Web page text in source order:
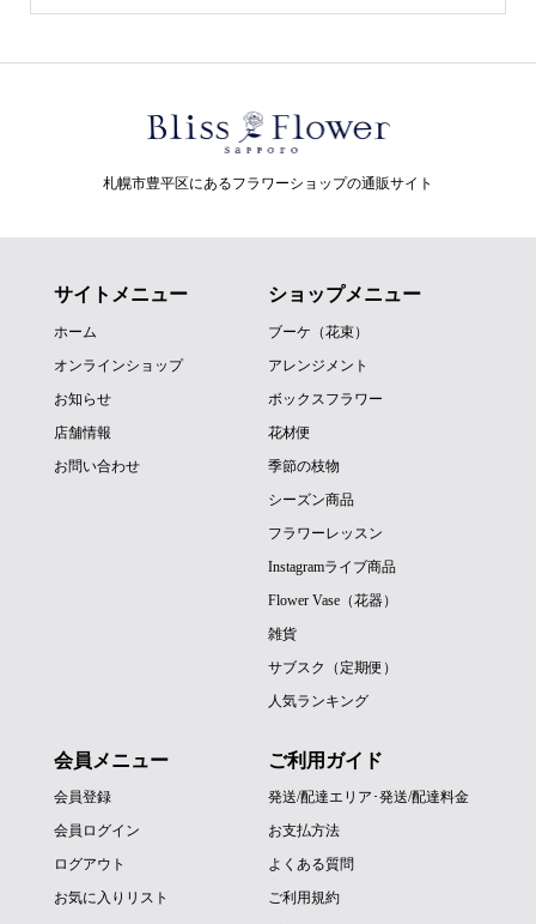
札幌市豊平区にあるフラワーショップの通販サイト
サイトメニュー
ホーム
オンラインショップ
お知らせ
店舗情報
お問い合わせ
ショップメニュー
ブーケ（花束）
アレンジメント
ボックスフラワー
花材便
季節の枝物
シーズン商品
フラワーレッスン
Instagramライブ商品
Flower Vase（花器）
雑貨
サブスク（定期便）
人気ランキング
会員メニュー
会員登録
会員ログイン
ログアウト
お気に入りリスト
ご利用ガイド
発送/配達エリア･発送/配達料金
お支払方法
よくある質問
ご利用規約